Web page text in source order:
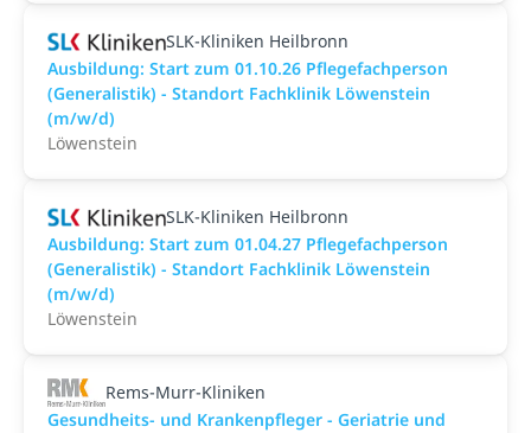
SLK-Kliniken Heilbronn
Ausbildung: Start zum 01.10.26 Pflegefachperson
(Generalistik) - Standort Fachklinik Löwenstein
(m/w/d)
Löwenstein
SLK-Kliniken Heilbronn
Ausbildung: Start zum 01.04.27 Pflegefachperson
(Generalistik) - Standort Fachklinik Löwenstein
(m/w/d)
Löwenstein
Rems-Murr-Kliniken
Gesundheits- und Krankenpfleger - Geriatrie und